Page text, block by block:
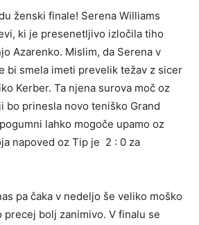
ženski finale! Serena Williams
ki je presenetljivo izločila tiho
Azarenko. Mislim, da Serena v
bi smela imeti prevelik težav z sicer
Kerber. Ta njena surova moč oz
bo prinesla novo teniško Grand
lahko mogoče upamo oz
napoved oz Tip je 2 : 0 za
pa čaka v nedeljo še veliko moško
bolj zanimivo. V finalu se